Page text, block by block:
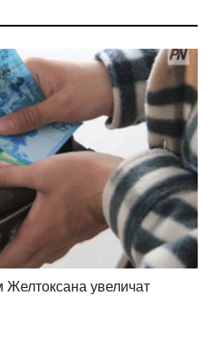
Желтоксана увеличат